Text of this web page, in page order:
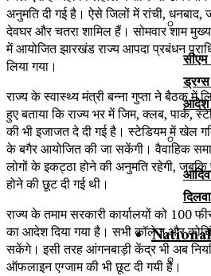
आदेश
National
अनुमति दी गई है। ऐसे जिलों में रांची,
देवघर और चतरा शामिल हैं। सोमवार शाम
में आयोजित झारखंड राज्य आपदा प्रबंधन
लिया गया।
राज्य के स्वास्थ्य मंत्री बन्ना गुप्ता ने बैठक में
हुए बताया कि राज्य भर में जिम, क्लब, पार्क,
की भी इजाजत दे दी गई है। स्टेडियम में खेल
के बगैर आयोजित की जा सकेंगी। वैवाहिक
लोगों के इकट्ठा होने की अनुमति रहेगी,
होने की छूट दी गई थी।
राज्य के तमाम सरकारी कार्यालयों को 100
का आदेश दिया गया है। सभी कॉलेज और
सकेंगे। इसी तरह आंगनबाड़ी केंद्र भी अब
ऑफलाइन एग्जाम की भी छूट दी गयी है।